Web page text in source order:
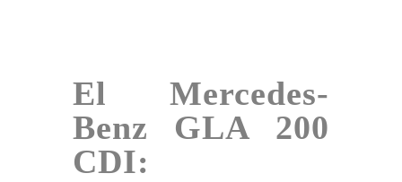
El Mercedes-
Benz GLA 200
CDI: